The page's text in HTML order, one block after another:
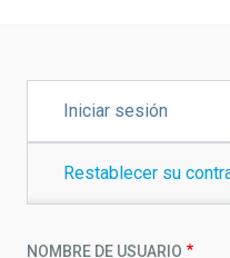
la
navegación
PRINCIPALES
Iniciar sesión
Restablecer su
NOMBRE DE USUARIO